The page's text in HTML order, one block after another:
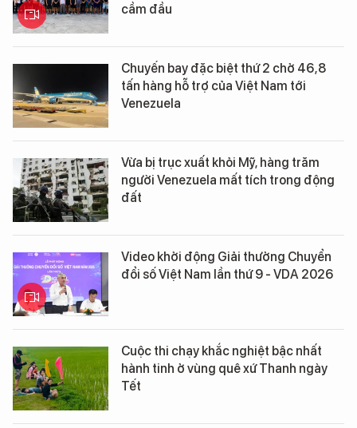
cầm đầu
Chuyến bay đặc biệt thứ 2 chở 46,8
tấn hàng hỗ trợ của Việt Nam tới
Venezuela
Vừa bị trục xuất khỏi Mỹ, hàng trăm
người Venezuela mất tích trong động
đất
Video khởi động Giải thưởng Chuyển
đổi số Việt Nam lần thứ 9 - VDA 2026
Cuộc thi chạy khắc nghiệt bậc nhất
hành tinh ở vùng quê xứ Thanh ngày
Tết